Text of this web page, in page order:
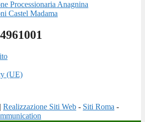
Processionaria Anagnina
Castel Madama
(UE)
Realizzazione Siti Web - Siti Roma -